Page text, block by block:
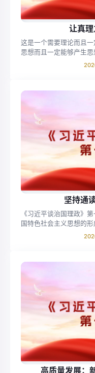
让真
这是一个需要理论而且
思想而且一定能够产生思
坚持通
《习近平谈治国理政》
国特色社会主义思想的形
高质量发展：